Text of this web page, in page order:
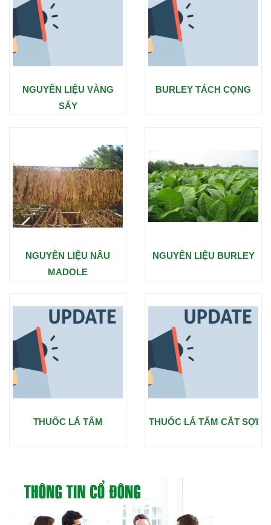
NGUYÊN LIỆU VÀNG
SẤY
BURLEY TÁCH CỌNG
NGUYÊN LIỆU NÂU
MADOLE
NGUYÊN LIỆU BURLEY
THUỐC LÁ TẤM THUỐC LÁ TẤM CẮT SỢI